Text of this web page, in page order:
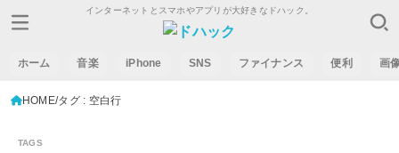
インターネットとスマホやアプリが大好きなドハック。
ホーム 音楽 iPhone SNS ファイナンス 便利 画
HOME タグ : 空白行